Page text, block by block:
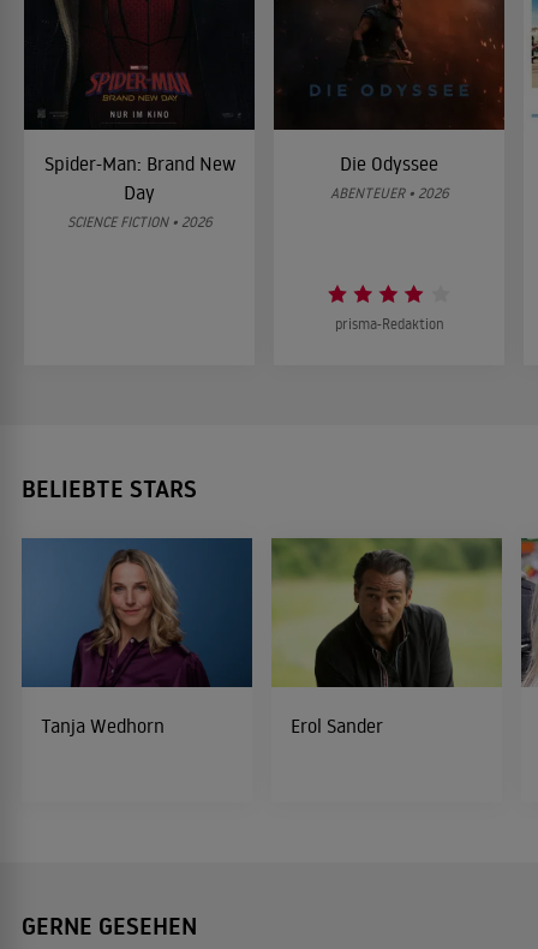
Spider-Man: Brand New
Day
SCIENCE FICTION • 2026
Die Odyssee
ABENTEUER • 2026
prisma-Redaktion
BELIEBTE STARS
Tanja Wedhorn Erol Sander
GERNE GESEHEN